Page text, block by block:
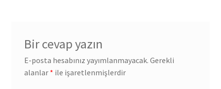
Bir cevap yazın
E-posta hesabınız yayımlanmayacak. Gerekli
alanlar * ile işaretlenmişlerdir